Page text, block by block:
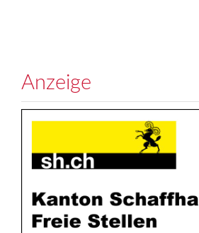
Anzeige